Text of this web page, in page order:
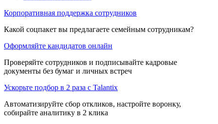
Корпоративная поддержка сотрудников
Какой соцпакет вы предлагаете семейным сотрудникам?
Оформляйте кандидатов онлайн
Проверяйте сотрудников и подписывайте кадровые
документы без бумаг и личных встреч
Ускорьте подбор в 2 раза с Talantix
Автоматизируйте сбор откликов, настройте воронку,
собирайте аналитику в 2 клика